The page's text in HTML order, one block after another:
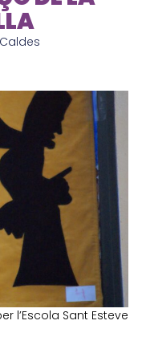
l’Escola Sant Esteve